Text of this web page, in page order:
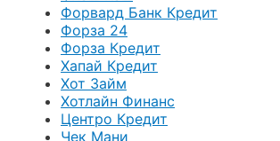
Форвард Банк Кредит
Форза 24
Форза Кредит
Хапай Кредит
Хот Займ
Хотлайн Финанс
Центро Кредит
Чек Мани